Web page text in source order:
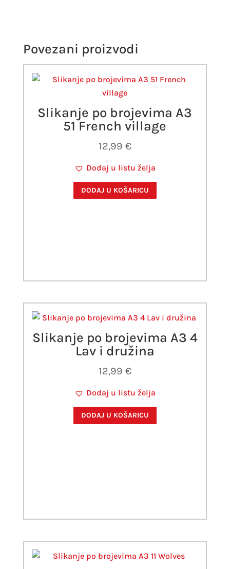
Povezani proizvodi
Slikanje po brojevima A3
51 French village
12,99 €
Dodaj u listu želja
DODAJ U KOŠARICU
Slikanje po brojevima A3 4
Lav i družina
12,99 €
Dodaj u listu želja
DODAJ U KOŠARICU